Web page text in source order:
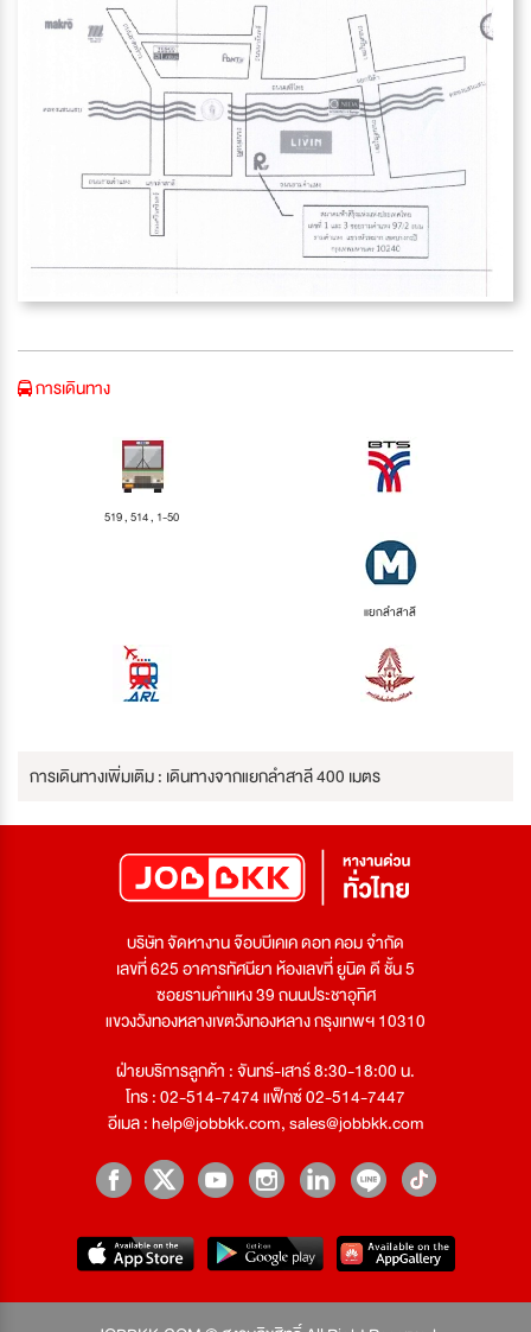
การเดินทาง
519 , 514 , 1-50
แยกลำสาลี
การเดินทางเพิ่มเติม : เดินทางจากแยกลำสาลี 400 เมตร
บริษัท จัดหางาน จ๊อบบีเคเค ดอท คอม จำกัด
เลขที่ 625 อาคารทัศนียา ห้องเลขที่ ยูนิต ดี ชั้น 5
ซอยรามคำแหง 39 ถนนประชาอุทิศ
แขวงวังทองหลางเขตวังทองหลาง กรุงเทพฯ 10310
ฝ่ายบริการลูกค้า : จันทร์-เสาร์ 8:30-18:00 น.
โทร : 02-514-7474 แฟ็กซ์ 02-514-7447
อีเมล :help@jobbkk.com,sales@jobbkk.com